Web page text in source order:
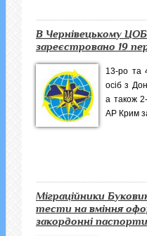
В Чернівецькому
зареєстровано 19
13-ро та
осіб з
а також
АР Крим
Міграційники
тести на вміння
закордонні паспорти